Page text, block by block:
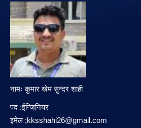
नामः कुमार खेम सुन्दर शाही
पद :ईन्जिनियर
इमेल ;kksshahi26@gmail.com